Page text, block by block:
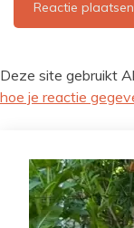
Deze site gebruikt
hoe je reactie